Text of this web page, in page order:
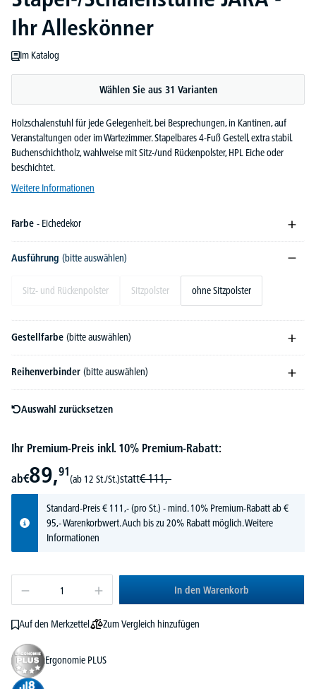
Ihr Alleskönner
Im Katalog
Wählen Sie aus 31 Varianten
Holzschalenstuhl für jede Gelegenheit, bei Besprechungen, in Kantinen, auf
Veranstaltungen oder im Wartezimmer. Stapelbares 4-Fuß Gestell, extra stabil.
Buchenschichtholz, wahlweise mit Sitz-/und Rückenpolster, HPL Eiche oder
beschichtet.
Weitere Informationen
Farbe - Eichedekor
Ausführung (bitte auswählen)
Sitz- und Rückenpolster Sitzpolster ohne Sitzpolster
Gestellfarbe (bitte auswählen)
Reihenverbinder (bitte auswählen)
Auswahl zurücksetzen
Ihr Premium-Preis inkl. 10% Premium-Rabatt:
ab€89,91
(ab 12 St./St.)statt€ 111,-
Standard-Preis€ 111,-(pro St.) - mind. 10% Premium-Rabatt ab €
95,- Warenkorbwert. Auch bis zu 20% Rabatt möglich.Weitere
Informationen
In den Warenkorb
Auf den Merkzettel Zum Vergleich hinzufügen
Ergonomie PLUS